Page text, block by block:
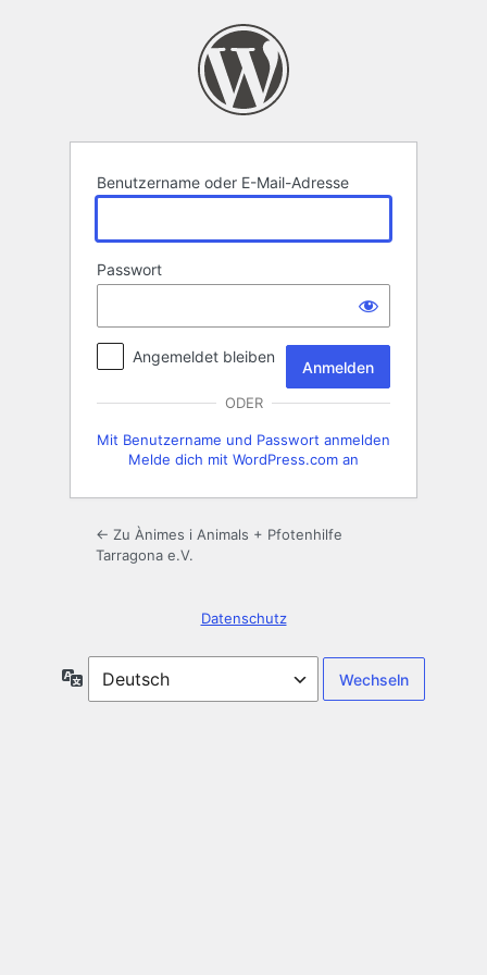
Benutzername oder E-Mail-Adresse
Passwort
Angemeldet bleiben
ODER
Mit Benutzername und Passwort anmelden
Melde dich mit WordPress.com an
← Zu Ànimes i Animals + Pfotenhilfe
Tarragona e.V.
Datenschutz
Sprache